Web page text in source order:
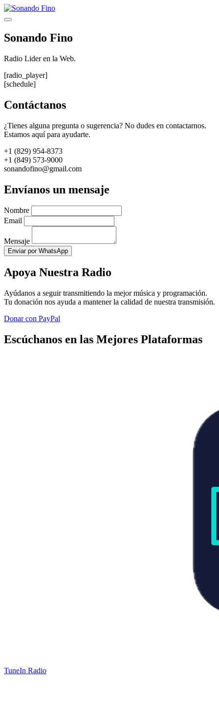
Saltar
al
Menú
Sonando Fino
Radio Lider en la Web.
[radio_player]
[schedule]
Contáctanos
¿Tienes alguna pregunta o sugerencia? No dudes en contactarnos.
Estamos aquí para ayudarte.
+1 (829) 954-8373
+1 (849) 573-9000
sonandofino@gmail.com
Envíanos un mensaje
Nombre
Email
Mensaje
Enviar por WhatsApp
Apoya Nuestra Radio
Ayúdanos a seguir transmitiendo la mejor música y programación.
Tu donación nos ayuda a mantener la calidad de nuestra transmisión.
Donar con PayPal
Escúchanos en las Mejores Plataformas
TuneIn Radio